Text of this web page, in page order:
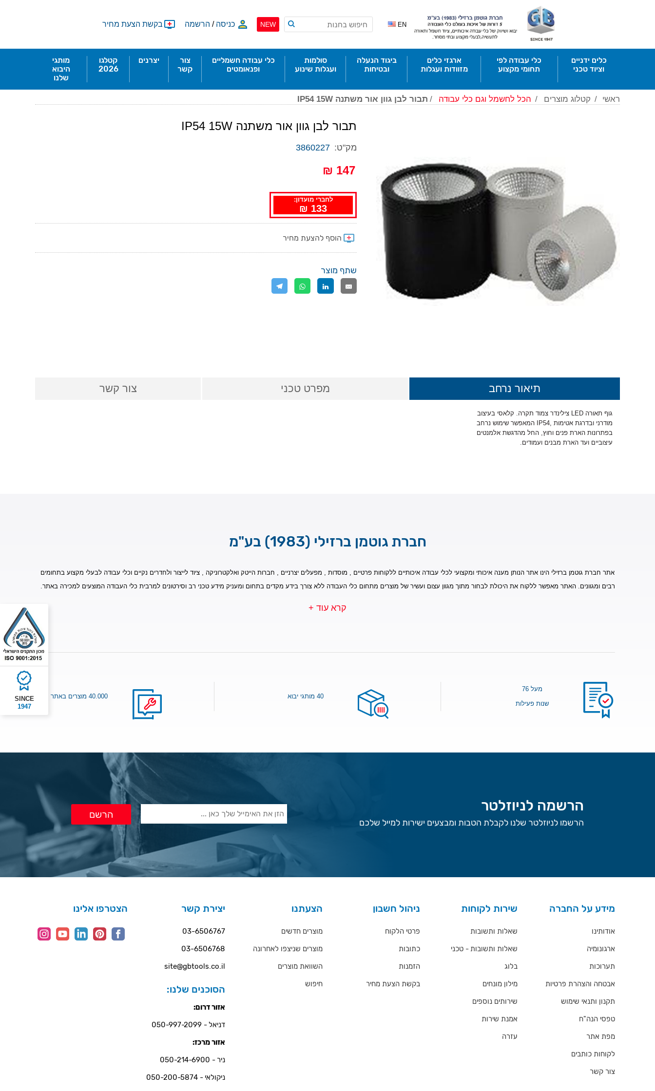
EN
NEW כניסה / הרשמה בקשת הצעת מחיר
כלים ידניים
וציוד טכני
כלי עבודה לפי
תחומי מקצוע
ארגזי כלים
מזוודות ועגלות
ביגוד הנעלה
ובטיחות
סולמות
ועגלות שינוע
כלי עבודה חשמליים
ופנאומטים
צור
קשר
יצרנים
קטלגו
2026
מותגי
היבוא
שלנו
ראשי / קטלוג מוצרים / הכל לחשמל וגם כלי עבודה / תבור לבן גוון אור משתנה IP54 15W
תבור לבן גוון אור משתנה IP54 15W
מק"ט: 3860227
147 ₪
לחברי מועדון:
133 ₪
שתף מוצר
תיאור נרחב מפרט טכני צור קשר
גוף תאורה LED צילינדר צמוד תקרה. קלאסי בעיצוב
מודרני ובדרגת אטימות ,
IP54 המאפשר שימוש נרחב
בפתרונות הארת פנים וחוץ, החל מהדגשת אלמנטים
עיצוביים ועד הארת מבנים ועמודים.
SINCE
1947
חברת גוטמן ברזילי (1983) בע"מ
אתר חברת גוטמן ברזילי הינו אתר הנותן מענה איכותי ומקצועי לכלי עבודה איכותיים ללקוחות פרטיים , מוסדות , מפעלים יצרניים , חברות הייטק ואלקטרוניקה , ציוד לייצור ולחדרים נקיים וכלי עבודה לבעלי מקצוע בתחומים
רבים ומגוונים. האתר מאפשר ללקוח את היכולת לבחור מתוך מגוון עצום ועשיר של מוצרים מתחום כלי העבודה ללא צורך בידע מקדים בתחום ומעניק מידע טכני רב וסירטונים למרבית כלי העבודה המוצעים למכירה באתר.
קרא עוד +
מעל 76
שנות פעילות
40 מותגי יבוא 40.000 מוצרים באתר
הרשמה לניוזלטר
הרשמו לניוזלטר שלנו לקבלת הטבות ומבצעים ישירות למייל שלכם
מידע על החברה
אודותינו
ארגונומיה
תערוכות
אבטחה והצהרת פרטיות
תקנון ותנאי שימוש
טפסי הנה"ח
מפת אתר
לקוחות כותבים
צור קשר
שירות לקוחות
שאלות ותשובות
שאלות ותשובות - טכני
בלוג
מילון מונחים
שירותים נוספים
אמנת שירות
עזרה
ניהול חשבון
פרטי הלקוח
כתובות
הזמנות
בקשת הצעת מחיר
הצעתנו
מוצרים חדשים
מוצרים שניצפו לאחרונה
השוואת מוצרים
חיפוש
יצירת קשר
03-6506767
03-6506768
site@gbtools.co.il
הסוכנים שלנו:
אזור דרום:
דניאל - 050-997-2099
אזור מרכז:
ניר - 050-214-6900
ניקולאי - 050-200-5874
הצטרפו אלינו